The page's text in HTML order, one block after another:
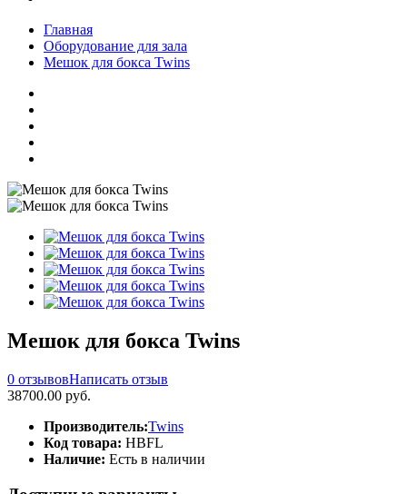
Главная
Оборудование для зала
Мешок для бокса Twins
Мешок для бокса Twins
0 отзывовНаписать отзыв
38700.00 руб.
Производитель:Twins
Код товара: HBFL
Наличие: Есть в наличии